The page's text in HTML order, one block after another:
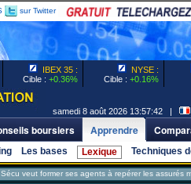
sur Twitter
IBEX 35 :
Cible : +0.36%
NYSE :
Cible : +0.16%
samedi 8 août 2026 13:57:42 |
boursiers Apprendre
Les bases Lexique Techniques
former ses agents à repérer les assurés menteurs